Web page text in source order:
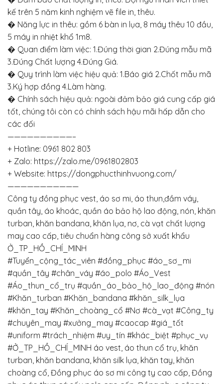
kế trên 5 năm kinh nghiệm vẽ file in, thêu.
� Năng lực in thêu: gồm 6 bàn in lụa, 8 máy thêu 10 đầu,
5 máy in nhiệt khổ 1m8.
� Quan điểm làm việc: 1.Đúng thời gian 2.Đúng mẫu mã
3.Đúng Chất lượng 4.Đúng Giá.
� Quy trình làm việc hiệu quả: 1.Báo giá 2.Chốt mẫu mã
3.Ký hợp đồng 4.Làm hàng.
� Chính sách hiệu quả: ngoài đảm bảo giá cung cấp giá
tốt, chúng tôi còn có chính sách hậu mãi hấp dẫn cho
các đối
——————————–
+ Hotline: 0961 802 803
+ Zalo: https://zalo.me/0961802803
+ Website: https://dongphucthinhvuong.com/
———————————
Công ty đồng phục vest, áo sơ mi, áo thun,đầm váy,
quần tây, áo khoác, quần áo bảo hộ lao động, nón, khăn
turban, khăn bandana, khăn lụa, nơ, cà vạt chất lượng
may cao cấp, tiêu chuẩn hàng công sở xuất khẩu
Ở_TP_HỒ_CHÍ_MINH
#Tuyển_cộng_tác_viên #đồng_phục #áo_sơ_mi
#quần_tây #chân_váy #áo_polo #Áo_Vest
#Áo_thun_cổ_trụ #quần_áo_bảo_hộ_lao_động #nón
#Khăn_turban #Khăn_bandana #khăn_silk_lụa
#khăn_tay #Khăn_choàng_cổ #Nơ #cà_vạt #Công_ty
#chuyên_may #xưởng_may #caocap #giá_tốt
#uniform #trách_nhiệm #uy_tín #khác_biệt #phục_vụ
#Ở_TP_HỒ_CHÍ_MINH áo vest, áo thun cổ trụ, khăn
turban, khăn bandana, khăn silk lụa, khăn tay, khăn
choàng cổ, Đồng phục áo sơ mi công ty cao cấp, Đồng